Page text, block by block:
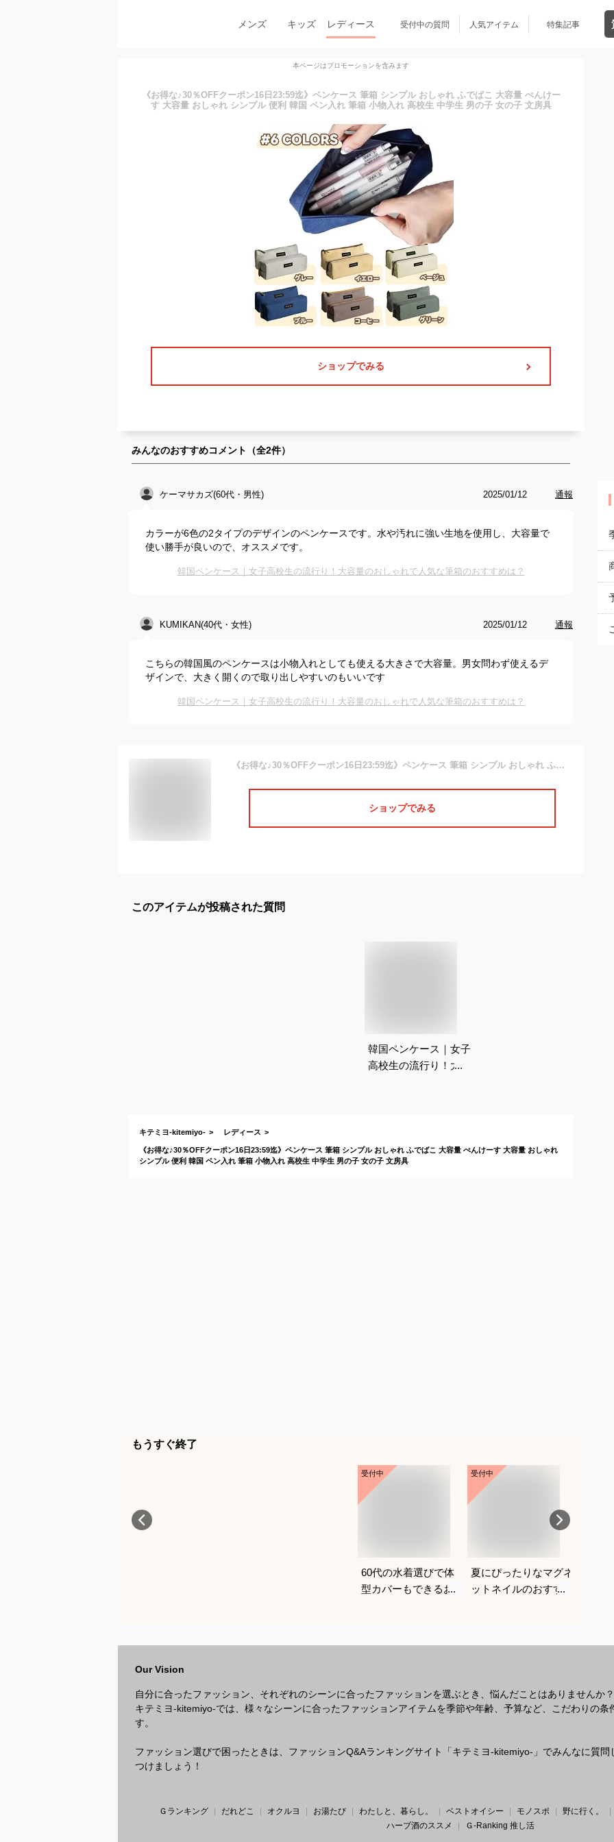
メンズ キッズ レディース 受付中の質問 人気アイテム 特集記事
本ページはプロモーションを含みます
《お得な♪30％OFFクーポン16日23:59迄》ペンケース 筆箱 シンプル おしゃれ ふでばこ 大容量 ぺんけー
す 大容量 おしゃれ シンプル 便利 韓国 ペン入れ 筆箱 小物入れ 高校生 中学生 男の子 女の子 文房具
ショップでみる
みんなのおすすめコメント（全2件）
ケーマサカズ(60代・男性) 2025/01/12 通報
カラーが6色の2タイプのデザインのペンケースです。水や汚れに強い生地を使用し、大容量で
使い勝手が良いので、オススメです。
韓国ペンケース｜女子高校生の流行り！大容量のおしゃれで人気な筆箱のおすすめは？
KUMIKAN(40代・女性) 2025/01/12 通報
こちらの韓国風のペンケースは小物入れとしても使える大きさで大容量。男女問わず使えるデ
ザインで、大きく開くので取り出しやすいのもいいです
韓国ペンケース｜女子高校生の流行り！大容量のおしゃれで人気な筆箱のおすすめは？
《お得な♪30％OFFクーポン16日23:59迄》ペンケース 筆箱 シンプル おしゃれ ふでばこ 大容量 ぺんけーす 大容量 おしゃれ シンプル 便利 韓国 ペン入れ 筆箱 小物入れ 高校生 中学生 男の子 女の子 文房具
ショップでみる
このアイテムが投稿された質問
韓国ペンケース｜女子
高校生の流行り！大容
キテミヨ-kitemiyo- レディース
《お得な♪30％OFFクーポン16日23:59迄》ペンケース 筆箱 シンプル おしゃれ ふでばこ 大容量 ぺんけーす 大容量 おしゃれ
シンプル 便利 韓国 ペン入れ 筆箱 小物入れ 高校生 中学生 男の子 女の子 文房具
もうすぐ終了
受付中
60代の水着選びで体
型カバーもできるおす
受付中
夏にぴったりなマグネ
ットネイルのおすすめ
Our Vision
自分に合ったファッション、それぞれのシーンに合ったファッションを選ぶとき、悩んだことはありませんか？
キテミヨ-kitemiyo-では、様々なシーンに合ったファッションアイテムを季節や年齢、予算など、こだわりの条
す。
ファッション選びで困ったときは、ファッションQ&Aランキングサイト「キテミヨ-kitemiyo-」でみんなに質
つけましょう！
Ｇランキング だれどこ オクルヨ お湯たび わたしと、暮らし。 ベストオイシー モノスポ 野に行く。
ハーブ酒のススメ
Ｇ-Ranking 推し活